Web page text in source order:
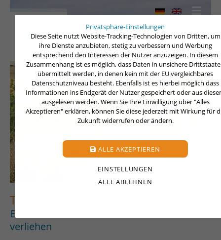
Privatsphäre-Einstellungen
Diese Seite nutzt Website-Tracking-Technologien von Dritten, um
ihre Dienste anzubieten, stetig zu verbessern und Werbung
entsprechend den Interessen der Nutzer anzuzeigen. In diesem
Zusammenhang ist es möglich, dass Daten in unsichere
übermittelt werden, in denen kein mit der EU vergleichbares
Datenschutzniveau besteht. Ebenfalls ist es hierbei möglich dass
Informationen ins Endgerät der Nutzer gespeichert oder aus
ausgelesen werden. Wenn Sie Ihre Einwilligung über "Alles
Akzeptieren" erklären, können Sie diese jederzeit mit Wirkung für
Zukunft widerrufen oder ändern.
ALLE AKZEPTIEREN
EINSTELLUNGEN
ALLE ABLEHNEN
TWS zu Gast bei Preisverleihung
Eva Luise Köhler-Preis zum 17. Mal in Berlin
verliehen